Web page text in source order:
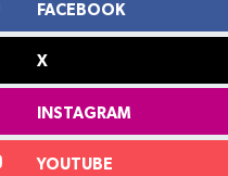
FACEBOOK
X
INSTAGRAM
YOUTUBE